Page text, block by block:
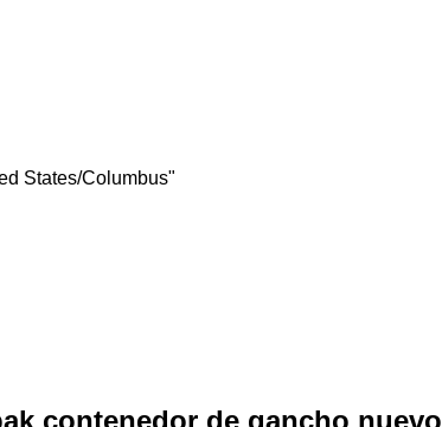
States/Columbus"
contenedor de gancho nuevo